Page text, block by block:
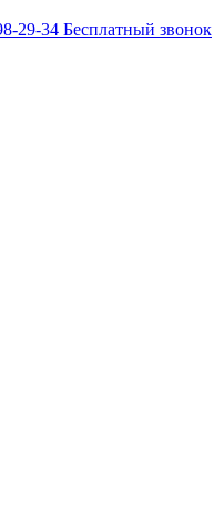
29-34 Бесплатный звонок